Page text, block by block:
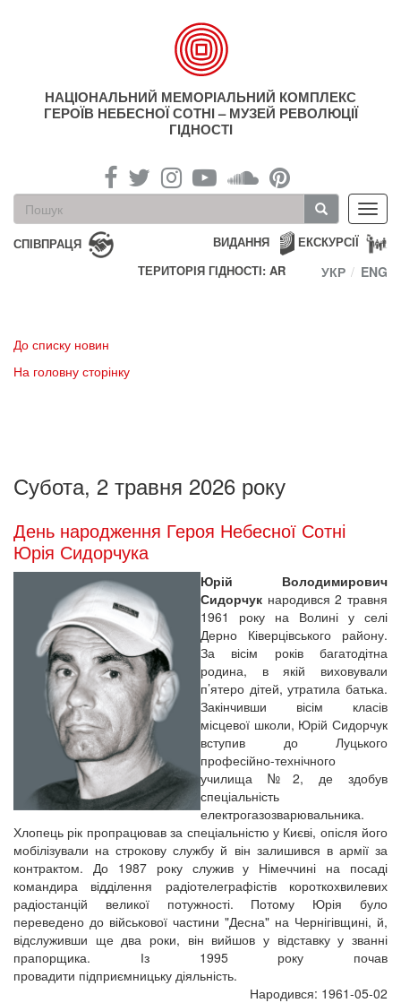
НАЦІОНАЛЬНИЙ МЕМОРІАЛЬНИЙ КОМПЛЕКС
ГЕРОЇВ НЕБЕСНОЇ СОТНІ – МУЗЕЙ РЕВОЛЮЦІЇ
ГІДНОСТІ
Пошукова
форма
Пошук
СПІВПРАЦЯ ЕКСКУРСІЇ
ВИДАННЯ
ТЕРИТОРІЯ ГІДНОСТІ: AR
УКР ENG
До списку новин
На головну сторінку
Субота, 2 травня 2026 року
День народження Героя Небесної Сотні
Юрія Сидорчука
Юрій Володимирович
Сидорчук народився 2 травня
1961 року на Волині у селі
Дерно Ківерцівського району.
За вісім років багатодітна
родина, в якій виховували
п’ятеро дітей, утратила батька.
Закінчивши вісім класів
місцевої школи, Юрій Сидорчук
вступив до Луцького
професійно-технічного
училища №2, де здобув
спеціальність
електрогазозварювальника.
Хлопець рік пропрацював за спеціальністю у Києві, опісля його
мобілізували на строкову службу й він залишився в армії за
контрактом. До 1987 року служив у Німеччині на посаді
командира відділення радіотелеграфістів короткохвилевих
радіостанцій великої потужності. Потому Юрія було
переведено до військової частини "Десна" на Чернігівщині, й,
відслуживши ще два роки, він вийшов у відставку у званні
прапорщика. Із 1995 року почав
провадити підприємницьку діяльність.
Народився: 1961-05-02